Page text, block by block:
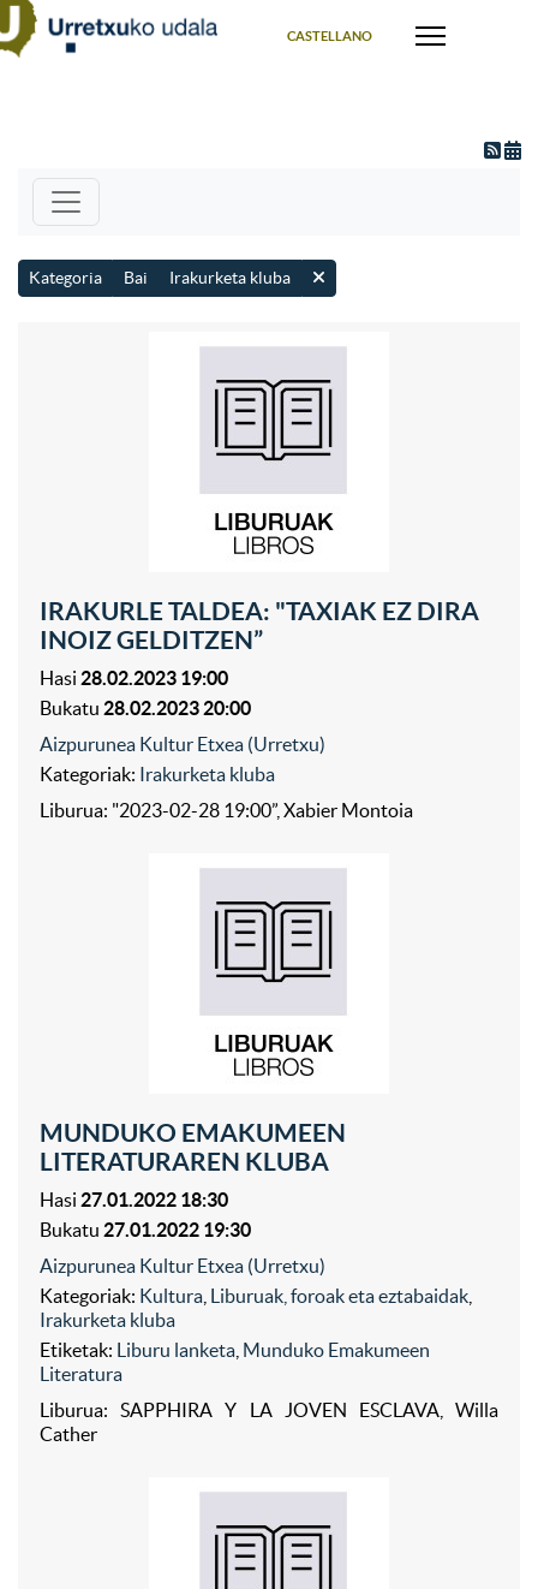
CASTELLANO
Kategoria Bai Irakurketa kluba
IRAKURLE TALDEA: "TAXIAK EZ DIRA
INOIZ GELDITZEN”
Hasi 28.02.2023 19:00
Bukatu 28.02.2023 20:00
Aizpurunea Kultur Etxea (Urretxu)
Kategoriak: Irakurketa kluba
Liburua: "2023-02-28 19:00”, Xabier Montoia
MUNDUKO EMAKUMEEN
LITERATURAREN KLUBA
Hasi 27.01.2022 18:30
Bukatu 27.01.2022 19:30
Aizpurunea Kultur Etxea (Urretxu)
Kategoriak: Kultura Liburuak, foroak eta eztabaidak
Irakurketa kluba
Etiketak: Liburu lanketa Munduko Emakumeen
Literatura
Liburua: SAPPHIRA Y LA JOVEN ESCLAVA, Willa
Cather